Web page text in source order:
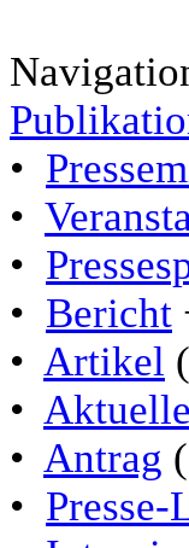
•
•
•
• Bericht
• Artikel
•
• Antrag
•